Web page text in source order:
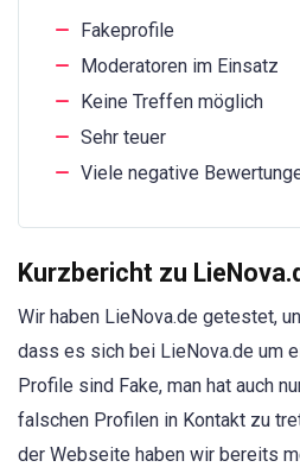
Fakeprofile
Moderatoren im Einsatz
Keine Treffen möglich
Sehr teuer
Viele negative
Kurzbericht zu
Wir haben LieNova.de getestet,
dass es sich bei LieNova.de um
Profile sind Fake, man hat auch
falschen Profilen in Kontakt zu
der Webseite haben wir bereits